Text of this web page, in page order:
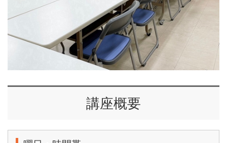
講座概要